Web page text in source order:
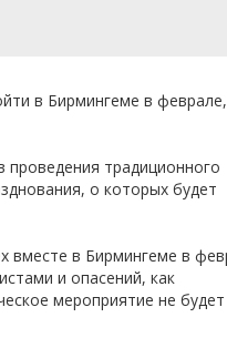
в Бирмингеме в
традиционного
о которых будет
вместе в Бирмингеме в
и опасений, как
мероприятие не будет